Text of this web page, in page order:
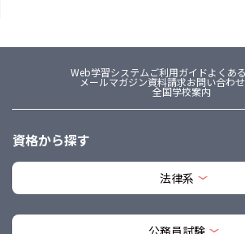
Web学習システムご利用ガイドよくあ
メールマガジン資料請求お問い合わせ
全国学校案内
資格から探す
法律系
公務員試験